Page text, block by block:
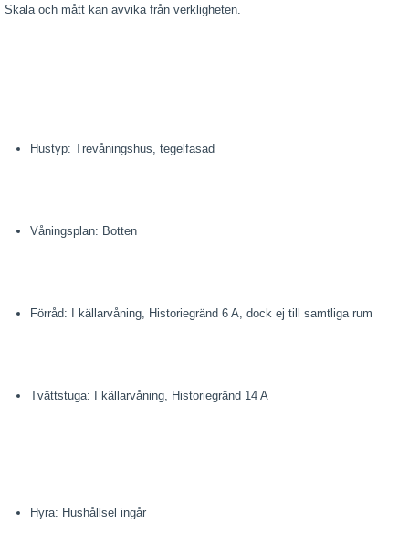
Skala och mått kan avvika från verkligheten.
Hustyp: Trevåningshus, tegelfasad
Våningsplan: Botten
Förråd: I källarvåning, Historiegränd 6 A, dock ej till samtliga rum
Tvättstuga: I källarvåning, Historiegränd 14 A
Hyra: Hushållsel ingår